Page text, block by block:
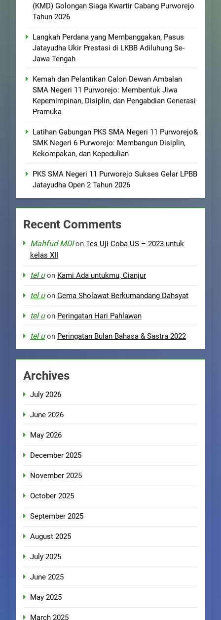
(KMD) Golongan Siaga Kwartir Cabang Purworejo
Tahun 2026
Langkah Perdana yang Membanggakan, Pasus
Jatayudha Ukir Prestasi di LKBB Adiluhung Se-
Jawa Tengah
Kemah dan Pelantikan Calon Dewan Ambalan
SMA Negeri 11 Purworejo: Membentuk Jiwa
Kepemimpinan, Disiplin, dan Pengabdian Generasi
Pramuka
Latihan Gabungan PKS SMA Negeri 11 Purworejo&
SMK Negeri 6 Purworejo: Membangun Disiplin,
Kekompakan, dan Kepedulian
PKS SMA Negeri 11 Purworejo Sukses Gelar LPBB
Jatayudha Open 2 Tahun 2026
Recent Comments
Mahfud MDIon Tes Uji Coba US – 2023 untuk
kelas XII
tel uon Kami Ada untukmu, Cianjur
tel uon Gema Sholawat Berkumandang Dahsyat
tel uon Peringatan Hari Pahlawan
tel uon Peringatan Bulan Bahasa & Sastra 2022
Archives
July 2026
June 2026
May 2026
December 2025
November 2025
October 2025
September 2025
August 2025
July 2025
June 2025
May 2025
March 2025